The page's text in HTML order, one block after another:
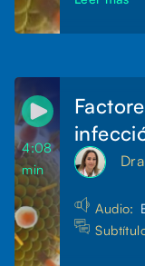
4:08
min
Audio: